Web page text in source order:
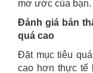
mơ ước của bạn.
Đánh giá bản
quá cao
Đặt mục tiêu
cao hơn thực tế